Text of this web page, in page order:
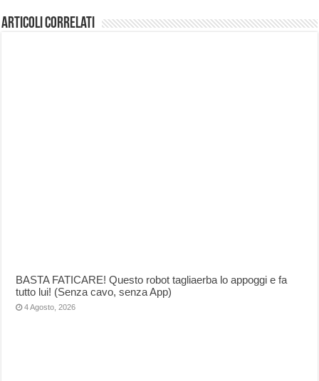
Articoli correlati
BASTA FATICARE! Questo robot tagliaerba lo appoggi e fa
tutto lui! (Senza cavo, senza App)
4 Agosto, 2026